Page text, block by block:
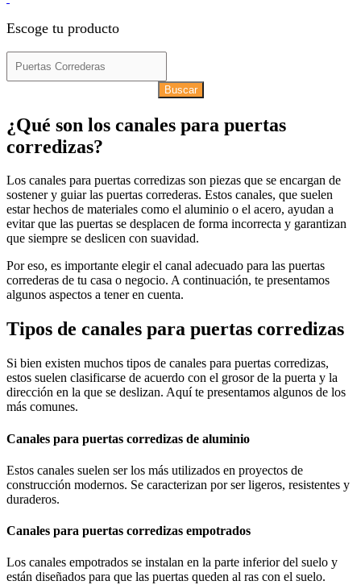
Escoge tu producto
Buscar
¿Qué son los canales para puertas
corredizas?
Los canales para puertas corredizas son piezas que se encargan de
sostener y guiar las puertas correderas. Estos canales, que suelen
estar hechos de materiales como el aluminio o el acero, ayudan a
evitar que las puertas se desplacen de forma incorrecta y garantizan
que siempre se deslicen con suavidad.
Por eso, es importante elegir el canal adecuado para las puertas
correderas de tu casa o negocio. A continuación, te presentamos
algunos aspectos a tener en cuenta.
Tipos de canales para puertas corredizas
Si bien existen muchos tipos de canales para puertas corredizas,
estos suelen clasificarse de acuerdo con el grosor de la puerta y la
dirección en la que se deslizan. Aquí te presentamos algunos de los
más comunes.
Canales para puertas corredizas de aluminio
Estos canales suelen ser los más utilizados en proyectos de
construcción modernos. Se caracterizan por ser ligeros, resistentes y
duraderos.
Canales para puertas corredizas empotrados
Los canales empotrados se instalan en la parte inferior del suelo y
están diseñados para que las puertas queden al ras con el suelo.